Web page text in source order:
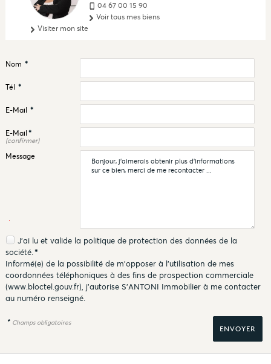
04 67 00 15 90
Voir tous mes biens
Visiter mon site
Nom *
Tél *
E-Mail *
E-Mail *
(confirmer)
Message
J'ai lu et valide la politique de protection des donnéesde la
société.*
Informé(e) de la possibilité de m'opposer à l'utilisation de mes
coordonnées téléphoniques à des fins de prospection commerciale
(www.bloctel.gouv.fr), j'autorise S'ANTONI Immobilier à me contacter
au numéro renseigné.
* Champs obligatoires